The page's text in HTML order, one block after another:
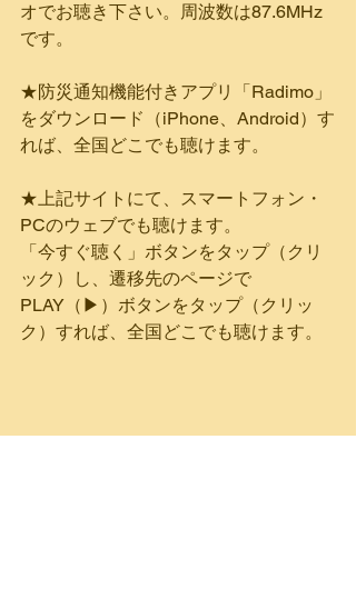
オでお聴き下さい。周波数は87.6MHz
です。
★防災通知機能付きアプリ「Radimo」
をダウンロード（iPhone、Android）す
れば、全国どこでも聴けます。
★上記サイトにて、スマートフォン・
PCのウェブでも聴けます。
「今すぐ聴く」ボタンをタップ（クリ
ック）し、遷移先のページで
PLAY（▶）ボタンをタップ（クリッ
ク）すれば、全国どこでも聴けます。